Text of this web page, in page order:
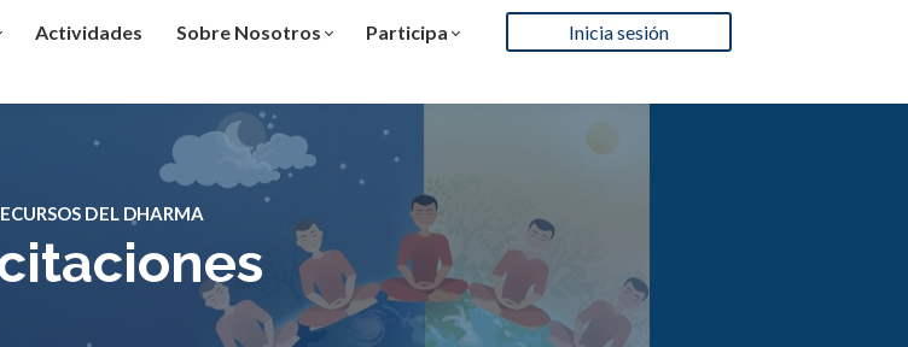
Actividades Sobre Nosotros Participa
Inicia sesión
DEL DHARMA